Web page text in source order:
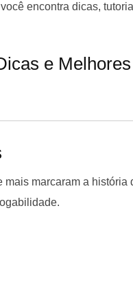
encontra dicas,
mais marcaram a história